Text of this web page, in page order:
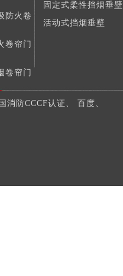
防火卷
卷帘门
卷帘门
防烟卷
固定式柔性挡烟垂壁
活动式挡烟垂壁
消防CCCF认证 、 百度、